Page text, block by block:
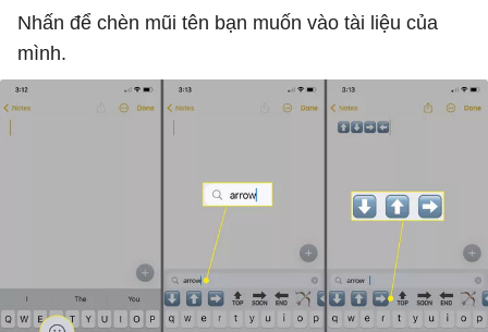
Nhấn để chèn mũi tên bạn muốn vào tài liệu của
mình.